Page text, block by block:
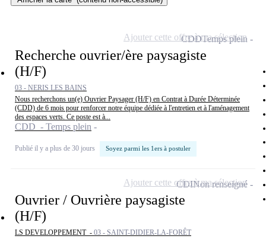
Recherche ouvrier/ère paysagiste
(H/F)
03 - NERIS LES BAINS
Nous recherchons un(e) Ouvrier Paysager (H/F) en Contrat à Durée Déterminée
(CDD) de 6 mois pour renforcer notre équipe dédiée à l'entretien et à l'aménagement
des espaces verts. Ce poste est à...
CDD - Temps plein
Publié il y a plus de 30 jours Soyez parmi les 1ers à postuler
CDDTemps plein
Ajouter cette offre à ma sélection
Ouvrier / Ouvrière paysagiste
(H/F)
LS DEVELOPPEMENT - 03 - SAINT-DIDIER-LA-FORÊT
CDINon renseigné
Ajouter cette offre à ma sélection